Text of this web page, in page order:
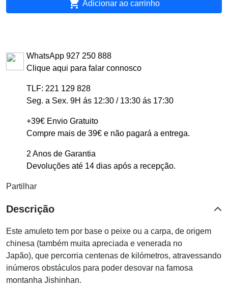
 Adicionar ao carrinho
WhatsApp 927 250 888
Clique aqui para falar connosco
TLF: 221 129 828
Seg. a Sex. 9H ás 12:30 / 13:30 ás 17:30
+39€ Envio Gratuito
Compre mais de 39€ e não pagará a entrega.
2 Anos de Garantia
Devoluções até 14 dias após a recepção.
Partilhar
Descrição
Este amuleto tem por base o peixe ou a carpa, de origem
chinesa (também muita apreciada e venerada no
Japão), que percorria centenas de kilómetros, atravessando
inúmeros obstáculos para poder desovar na famosa
montanha Jishinhan.